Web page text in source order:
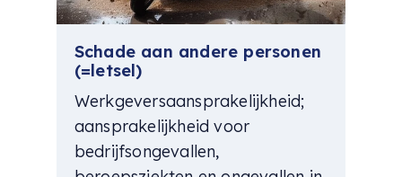
Schade aan andere personen
(=letsel)
Werkgeversaansprakelijkheid;
aansprakelijkheid voor
bedrijfsongevallen,